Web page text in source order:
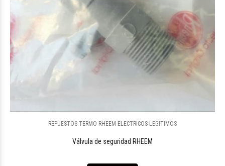
REPUESTOS TERMO RHEEM ELECTRICOS LEGITIMOS
Válvula de seguridad RHEEM